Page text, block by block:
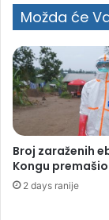
Možda će
Broj zaraženih
Kongu
2 days ranije